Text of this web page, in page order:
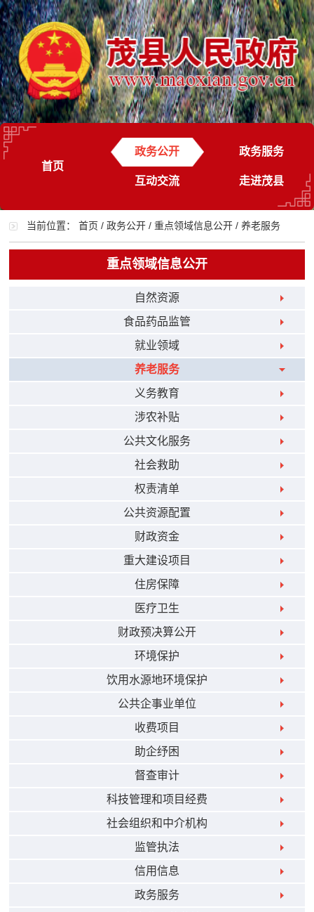
首页
政务公开 政务服务
互动交流 走进茂县
当前位置：首页 /政务公开 /重点领域信息公开 /养老服务
重点领域信息公开
自然资源
食品药品监管
就业领域
养老服务
义务教育
涉农补贴
公共文化服务
社会救助
权责清单
公共资源配置
财政资金
重大建设项目
住房保障
医疗卫生
财政预决算公开
环境保护
饮用水源地环境保护
公共企事业单位
收费项目
助企纾困
督查审计
科技管理和项目经费
社会组织和中介机构
监管执法
信用信息
政务服务